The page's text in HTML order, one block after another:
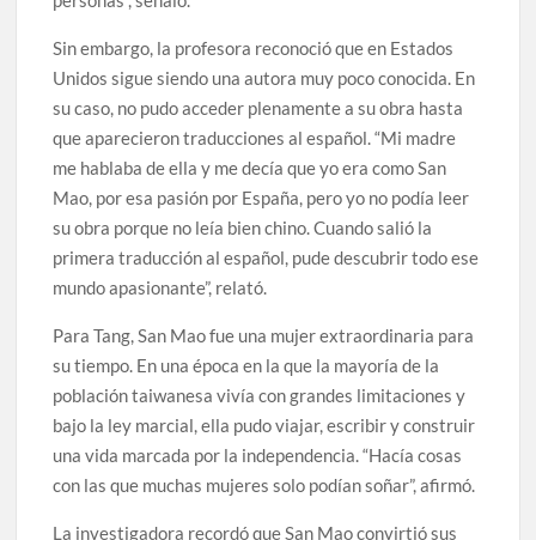
Sin embargo, la profesora reconoció que en Estados
Unidos sigue siendo una autora muy poco conocida. En
su caso, no pudo acceder plenamente a su obra hasta
que aparecieron traducciones al español. “Mi madre
me hablaba de ella y me decía que yo era como San
Mao, por esa pasión por España, pero yo no podía leer
su obra porque no leía bien chino. Cuando salió la
primera traducción al español, pude descubrir todo ese
mundo apasionante”, relató.
Para Tang, San Mao fue una mujer extraordinaria para
su tiempo. En una época en la que la mayoría de la
población taiwanesa vivía con grandes limitaciones y
bajo la ley marcial, ella pudo viajar, escribir y construir
una vida marcada por la independencia. “Hacía cosas
con las que muchas mujeres solo podían soñar”, afirmó.
La investigadora recordó que San Mao convirtió sus